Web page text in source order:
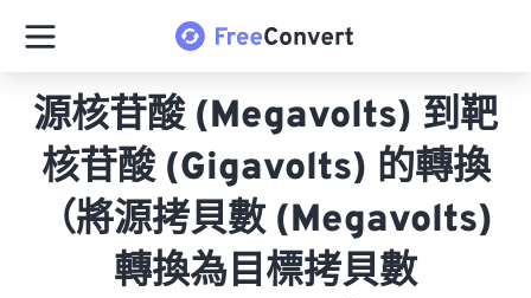
源核苷酸 (Megavolts) 到靶
核苷酸 (Gigavolts) 的轉換
（將源拷貝數 (Megavolts)
轉換為目標拷貝數